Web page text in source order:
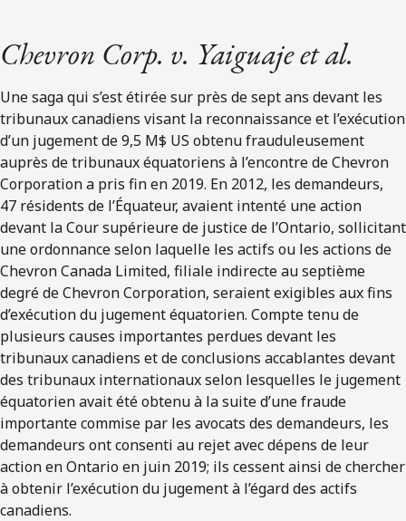
Chevron Corp. v. Yaiguaje et al.
Une saga qui s’est étirée sur près de sept ans devant les
tribunaux canadiens visant la reconnaissance et l’exécution
d’un jugement de 9,5 M$ US obtenu frauduleusement
auprès de tribunaux équatoriens à l’encontre de Chevron
Corporation a pris fin en 2019. En 2012, les demandeurs,
47 résidents de l’Équateur, avaient intenté une action
devant la Cour supérieure de justice de l’Ontario, sollicitant
une ordonnance selon laquelle les actifs ou les actions de
Chevron Canada Limited, filiale indirecte au septième
degré de Chevron Corporation, seraient exigibles aux fins
d’exécution du jugement équatorien. Compte tenu de
plusieurs causes importantes perdues devant les
tribunaux canadiens et de conclusions accablantes devant
des tribunaux internationaux selon lesquelles le jugement
équatorien avait été obtenu à la suite d’une fraude
importante commise par les avocats des demandeurs, les
demandeurs ont consenti au rejet avec dépens de leur
action en Ontario en juin 2019; ils cessent ainsi de chercher
à obtenir l’exécution du jugement à l’égard des actifs
canadiens.